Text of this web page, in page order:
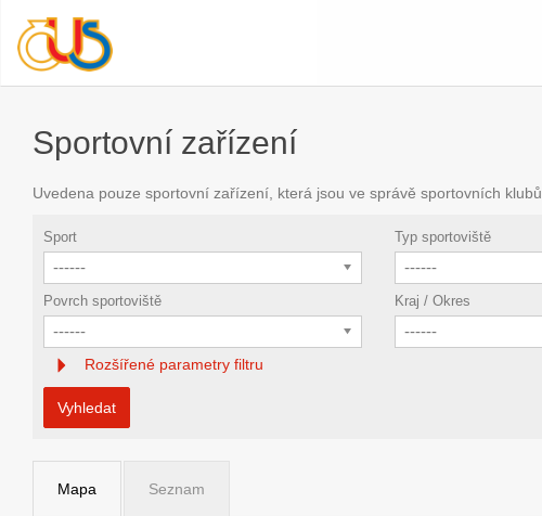
Sportovní zařízení
Uvedena pouze sportovní zařízení, která jsou ve správě sportovních
Sport
------
Typ sportoviště
------
Povrch sportoviště
------
Kraj / Okres
------
Rozšířené parametry filtru
Vyhledat
Mapa Seznam